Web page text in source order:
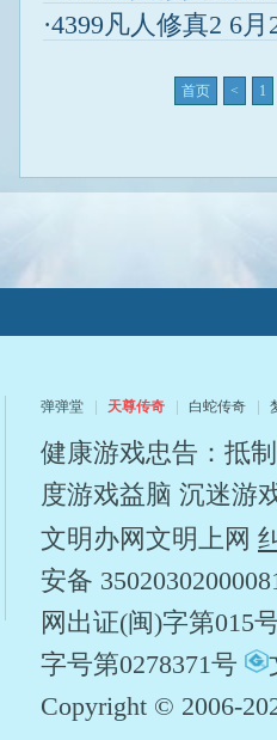
·4399凡人修真2 6
首页 < 1
弹弹堂 天尊传奇 白蛇传奇
健康游戏忠告：抵
度游戏益脑 沉迷游
文明办网文明上网
安备
网出证(闽)字第015
字号第0278371号
Copyright © 2006-